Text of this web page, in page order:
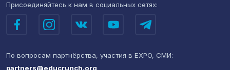
Присоединяйтесь к намв социальных сетях:
По вопросам партнёрства, участия в EXPO, СМИ:
partners@educrunch.org